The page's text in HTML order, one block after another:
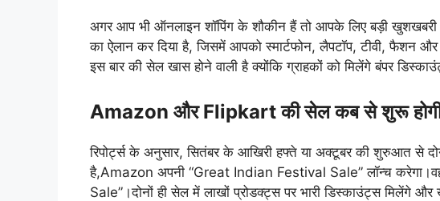
अगर आप भी ऑनलाइन शॉपिंग के शौकीन हैं तो आपके लिए बड़ी
का ऐलान कर दिया है, जिसमें आपको स्मार्टफोन, लैपटॉप, टीवी, फैशन
इस बार की सेल खास होने वाली है क्योंकि ग्राहकों को मिलेंगे बंपर
Amazon और Flipkart की सेल कब से शुरू
रिपोर्ट्स के अनुसार, सितंबर के आखिरी हफ्ते या अक्टूबर की शुरुआत से
है,Amazon अपनी “Great Indian Festival Sale” लॉन्च
Sale”।दोनों ही सेल में लाखों प्रोडक्ट्स पर भारी डिस्काउंट्स मिलेंगे